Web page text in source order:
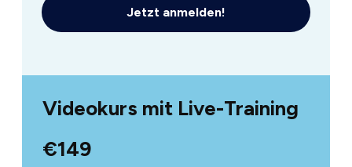
Jetzt anmelden!
Videokurs mit Live-Training
€149